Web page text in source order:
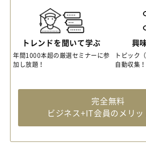
トレンドを聞いて学ぶ
年間1000本超の厳選セミナーに参
加し放題！
興
トピック
自動収集！
完全無料
ビジネス+IT会員のメリッ